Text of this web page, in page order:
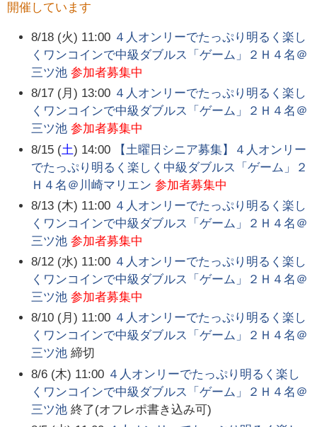
開催しています
8/18 (火) 11:00 ４人オンリーでたっぷり明るく楽し
くワンコインで中級ダブルス「ゲーム」２Ｈ４名＠
三ツ池 参加者募集中
8/17 (月) 13:00 ４人オンリーでたっぷり明るく楽し
くワンコインで中級ダブルス「ゲーム」２Ｈ４名＠
三ツ池 参加者募集中
8/15 (土) 14:00
【土曜日シニア募集】４人オンリー
でたっぷり明るく楽しく中級ダブルス「ゲーム」２
Ｈ４名＠川崎マリエン 参加者募集中
8/13 (木) 11:00 ４人オンリーでたっぷり明るく楽し
くワンコインで中級ダブルス「ゲーム」２Ｈ４名＠
三ツ池 参加者募集中
8/12 (水) 11:00 ４人オンリーでたっぷり明るく楽し
くワンコインで中級ダブルス「ゲーム」２Ｈ４名＠
三ツ池 参加者募集中
8/10 (月) 11:00 ４人オンリーでたっぷり明るく楽し
くワンコインで中級ダブルス「ゲーム」２Ｈ４名＠
三ツ池 締切
8/6 (木) 11:00 ４人オンリーでたっぷり明るく楽し
くワンコインで中級ダブルス「ゲーム」２Ｈ４名＠
三ツ池 終了(オフレポ書き込み可)